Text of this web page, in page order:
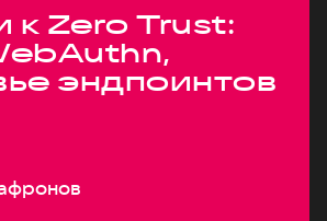
к Zero Trust:
эндпоинтов